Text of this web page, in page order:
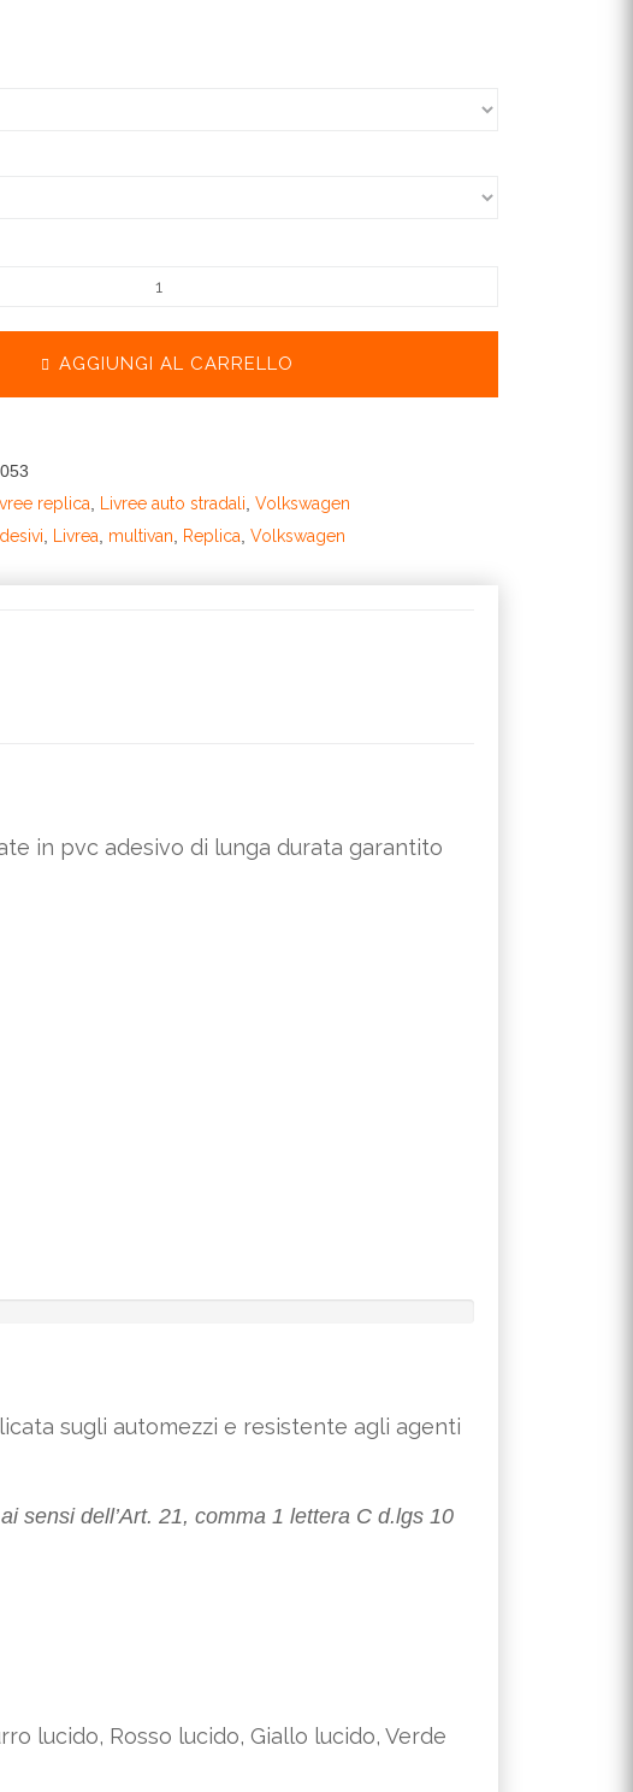
AGGIUNGI AL CARRELLO
replica, Livree auto stradali, Volkswagen
, Livrea, multivan, Replica, Volkswagen
in pvc adesivo di lunga durata garantito
sugli automezzi e resistente agli agenti
sensi dell’Art. 21, comma 1 lettera C d.lgs 10
lucido, Rosso lucido, Giallo lucido, Verde